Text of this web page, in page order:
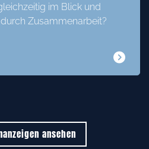
im Blick und
Zusammenarbeit?
ansehen